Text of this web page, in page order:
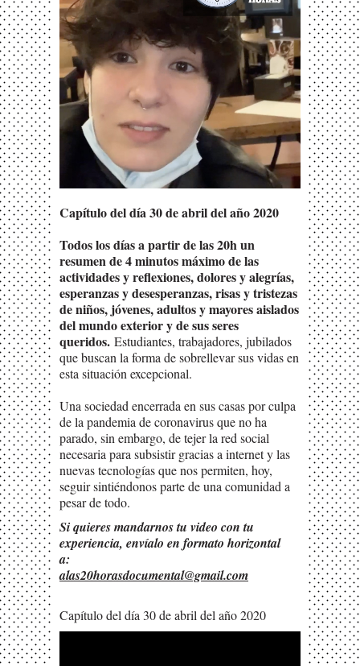
Capítulo del día 30 de abril del año 2020
Todos los días a partir de las 20h un
resumen de 4 minutos máximo de las
actividades y reflexiones, dolores y alegrías,
esperanzas y desesperanzas, risas y tristezas
de niños, jóvenes, adultos y mayores aislados
del mundo exterior y de sus seres
queridos. Estudiantes, trabajadores, jubilados
que buscan la forma de sobrellevar sus vidas en
esta situación excepcional.
Una sociedad encerrada en sus casas por culpa
de la pandemia de coronavirus que no ha
parado, sin embargo, de tejer la red social
necesaria para subsistir gracias a internet y las
nuevas tecnologías que nos permiten, hoy,
seguir sintiéndonos parte de una comunidad a
pesar de todo.
Si quieres mandarnos tu video con tu
experiencia, envíalo en formato horizontal
a:
alas20horasdocumental@gmail.com
Capítulo del día 30 de abril del año 2020